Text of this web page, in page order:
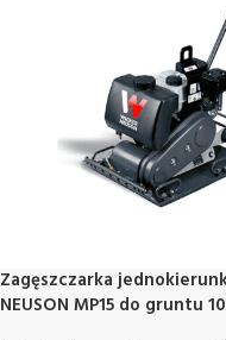
Zagęszczarka
NEUSON MP15 do gruntu